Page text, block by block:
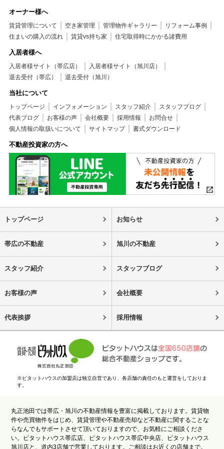
オーナー様へ
賃貸管理について 空き家管理 管理物件ギャラリー
リフォーム事例
住まいの購入の流れ
賃貸vs持ち家 住宅取得時にかかる諸費用
入居者様へ
入居者様サイト（帯広店）
入居者様サイト（旭川店）
退去受付（帯広）
退去受付（旭川）
当社について
トップページ インフォメーション スタッフ紹介
スタッフブログ
代表ブログ
お客様の声 会社概要 採用情報
お問合せ
個人情報の取扱いについて
サイトマップ 書式ダウンロード
不動産投資家の方へ
トップページ お知らせ
帯広の不動産 旭川の不動産
スタッフ紹介 スタッフブログ
お客様の声 会社概要
代表挨拶 採用情報
※ピタットハウスの加盟店は独立自営であり、各店舗の責任のもと運営をしておりま
す。
丸正池田では帯広・旭川の不動産情報を豊富に掲載しております。賃貸物
件や売買物件をはじめ、賃貸管理や不動産売却など不動産に関することな
らなんでもサポートさせて頂いておりますので、お気軽にご相談くださ
い。ピタットハウス帯広店、ピタットハウス帯広中央店、ピタットハウス
旭川店と、道内3店舗で営業しております。ご相談はお近くの店舗まで。